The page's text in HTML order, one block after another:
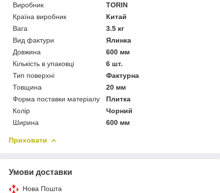
Виробник
TORIN
Країна виробник
Китай
Вага
3.5 кг
Вид фактури
Ялинка
Довжина
600 мм
Кількість в упаковці
6 шт.
Тип поверхні
Фактурна
Товщина
20 мм
Форма поставки матеріалу
Плитка
Колір
Чорний
Ширина
600 мм
Приховати
Умови доставки
Нова Пошта